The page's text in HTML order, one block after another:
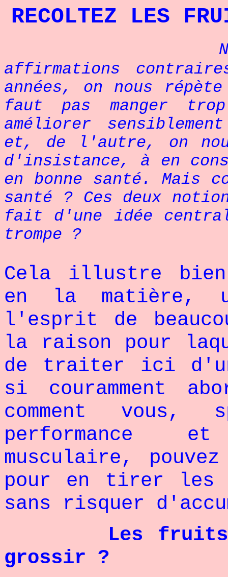
RECOLTEZ LES
affirmations
années, on nous
faut pas manger
améliorer
et, de l'autre, on
d'insistance, à en
en bonne santé. Mais
santé ? Ces deux
fait d'une idée
trompe ?
Cela illustre
en la matière,
l'esprit de
la raison pour
de traiter ici
si couramment
comment vous,
performance
musculaire,
pour en tirer les
sans risquer
Les
grossir ?